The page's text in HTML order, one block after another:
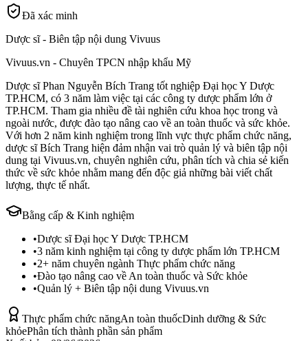
Đã xác minh
Dược sĩ - Biên tập nội dung Vivuus
Vivuus.vn - Chuyên TPCN nhập khẩu Mỹ
Dược sĩ Phan Nguyễn Bích Trang tốt nghiệp Đại học Y Dược
TP.HCM, có 3 năm làm việc tại các công ty dược phẩm lớn ở
TP.HCM. Tham gia nhiều đề tài nghiên cứu khoa học trong và
ngoài nước, được đào tạo nâng cao về an toàn thuốc và sức khỏe.
Với hơn 2 năm kinh nghiệm trong lĩnh vực thực phẩm chức năng,
dược sĩ Bích Trang hiện đảm nhận vai trò quản lý và biên tập nội
dung tại Vivuus.vn, chuyên nghiên cứu, phân tích và chia sẻ kiến
thức về sức khỏe nhằm mang đến độc giả những bài viết chất
lượng, thực tế nhất.
Bằng cấp & Kinh nghiệm
•Dược sĩ Đại học Y Dược TP.HCM
•3 năm kinh nghiệm tại công ty dược phẩm lớn TP.HCM
•2+ năm chuyên ngành Thực phẩm chức năng
•Đào tạo nâng cao về An toàn thuốc và Sức khỏe
•Quản lý + Biên tập nội dung Vivuus.vn
Thực phẩm chức năngAn toàn thuốcDinh dưỡng & Sức
khỏePhân tích thành phần sản phẩm